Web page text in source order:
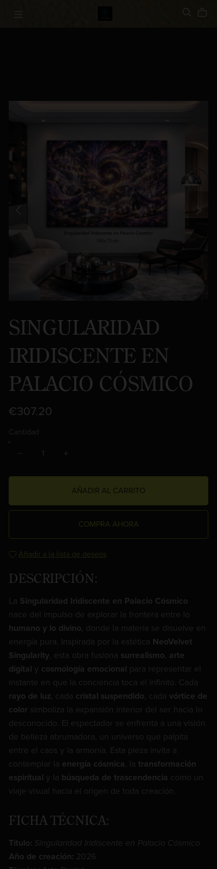
SINGULARIDAD
IRIDISCENTE EN
PALACIO CÓSMICO
€307.20
Cantidad
AÑADIR AL CARRITO
COMPRA AHORA
Añadir a la lista de deseos
DESCRIPCIÓN:
La Singularidad Iridiscente en Palacio Cósmico
nace del impulso de explorar la frontera entre lo
humano y lo divino, donde la materia se disuelve en
energía pura. Inspirada por la estética NeoVelvet
Singularity, esta obra fusiona surrealismo, arte
digital y cosmología emocional para representar el
instante en que la conciencia toca el infinito. Cada
rayo de luz, cada cristal suspendido, cada vórtice de
colorsimboliza la expansión interior del ser hacia lo
desconocido. El espectador se enfrenta a una visión
de belleza abrumadora, un universo que palpita
entre el caos y la armonía. Esta pieza invita a
contemplar la energía cósmica, la transformación
espiritual y la búsqueda de trascendencia como un
viaje visual hacia el origen de toda creación.
FICHA TÉCNICA:
Título: Singularidad Iridiscente en Palacio Cósmico
Año de creación: 2026